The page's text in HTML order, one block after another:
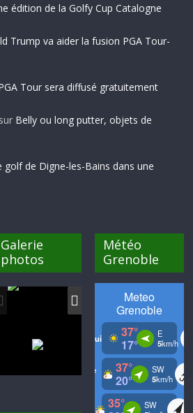
édition de la Golfy Cup Catalogne
Trump va aider la fusion PGA Tour-
Tour sera diffusé gratuitement
sur Belly ou long putter, objets de
golf de Digne-les-Bains dans une
Galerie
photos
Météo
Grenoble